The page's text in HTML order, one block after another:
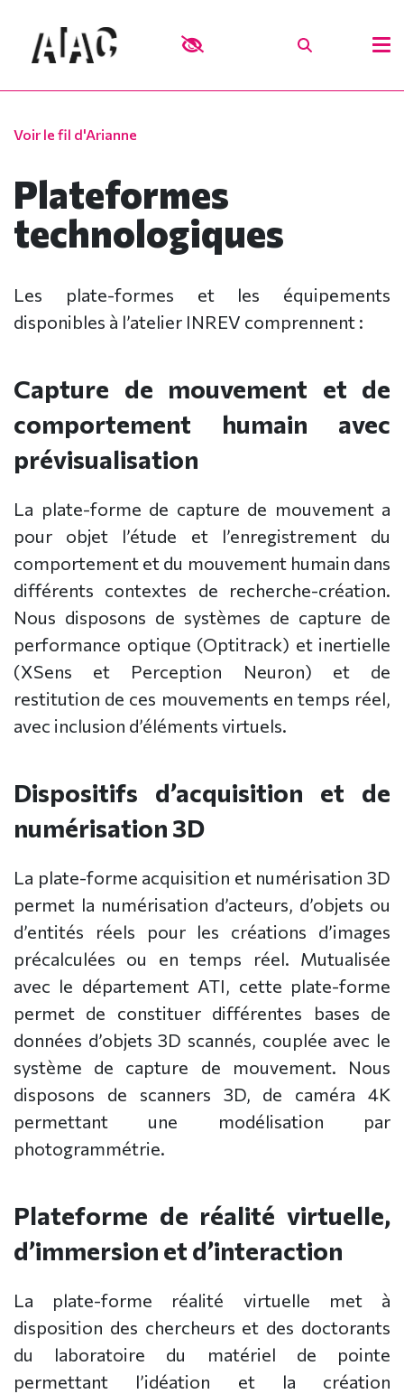
Voir le fil d'Arianne
Plateformes
technologiques
Les plate-formes et les équipements
disponibles à l’atelier INREV comprennent :
Capture de mouvement et de
comportement humain avec
prévisualisation
La plate-forme de capture de mouvement a
pour objet l’étude et l’enregistrement du
comportement et du mouvement humain dans
différents contextes de recherche-création.
Nous disposons de systèmes de capture de
performance optique (Optitrack) et inertielle
(XSens et Perception Neuron) et de
restitution de ces mouvements en temps réel,
avec inclusion d’éléments virtuels.
Dispositifs d’acquisition et de
numérisation 3D
La plate-forme acquisition et numérisation 3D
permet la numérisation d’acteurs, d’objets ou
d’entités réels pour les créations d’images
précalculées ou en temps réel. Mutualisée
avec le département ATI, cette plate-forme
permet de constituer différentes bases de
données d’objets 3D scannés, couplée avec le
système de capture de mouvement. Nous
disposons de scanners 3D, de caméra 4K
permettant une modélisation par
photogrammétrie.
Plateforme de réalité virtuelle,
d’immersion et d’interaction
La plate-forme réalité virtuelle met à
disposition des chercheurs et des doctorants
du laboratoire du matériel de pointe
permettant l’idéation et la création